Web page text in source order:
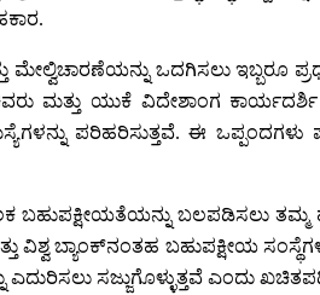
ಮೇಲ್ವಿಚಾರಣೆಯನ್ನು ಒದಗಿಸಲು
ಮತ್ತು ಯುಕೆ ವಿದೇಶಾಂಗ ಕಾರ್ಯದರ್ಶಿ
ಪರಿಹರಿಸುತ್ತವೆ. ಈ ಒಪ್ಪಂದಗಳು
ಬಲಪಡಿಸಲು ತಮ್ಮ
ಬ್ಯಾಂಕ್‌ನಂತಹ ಬಹುಪಕ್ಷೀಯ
ಸಜ್ಜುಗೊಳ್ಳುತ್ತವೆ ಎಂದು